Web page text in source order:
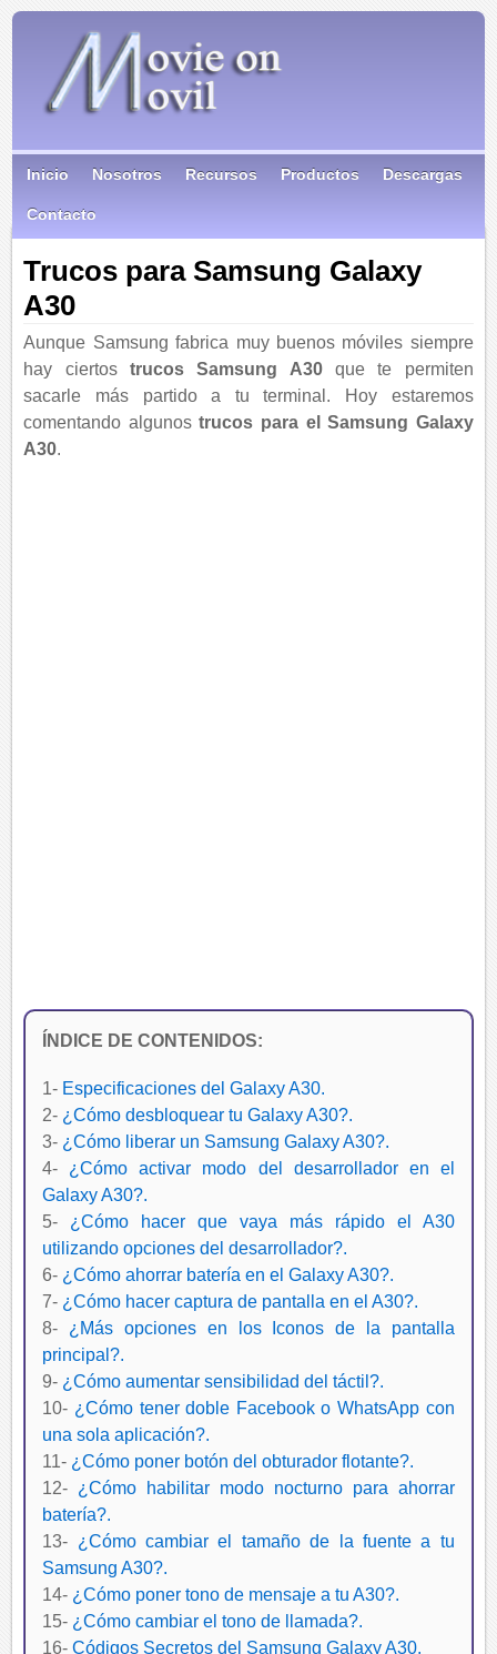
Inicio Nosotros Recursos Productos Descargas
Contacto
Trucos para Samsung Galaxy
A30
Aunque Samsung fabrica muy buenos móviles siempre
hay ciertos trucos Samsung A30que te permiten
sacarle más partido a tu terminal. Hoy estaremos
comentando algunostrucos para el Samsung Galaxy
A30.
ÍNDICE DE CONTENIDOS:
1- Especificaciones del Galaxy A30.
2- ¿Cómo desbloquear tu Galaxy A30?.
3- ¿Cómo liberar un Samsung Galaxy A30?.
4- ¿Cómo activar modo del desarrollador en el
Galaxy A30?.
5- ¿Cómo hacer que vaya más rápido el A30
utilizando opciones del desarrollador?.
6- ¿Cómo ahorrar batería en el Galaxy A30?.
7- ¿Cómo hacer captura de pantalla en el A30?.
8- ¿Más opciones en los Iconos de la pantalla
principal?.
9- ¿Cómo aumentar sensibilidad del táctil?.
10- ¿Cómo tener doble Facebook o WhatsApp con
una sola aplicación?.
11- ¿Cómo poner botón del obturador flotante?.
12- ¿Cómo habilitar modo nocturno para ahorrar
batería?.
13- ¿Cómo cambiar el tamaño de la fuente a tu
Samsung A30?.
14- ¿Cómo poner tono de mensaje a tu A30?.
15- ¿Cómo cambiar el tono de llamada?.
16-Códigos Secretos del Samsung Galaxy A30.